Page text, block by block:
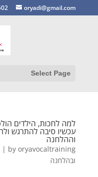
oryadi@gmail.com
Select Page
למה לחכות, הילדים
עכשיו סיבה להתרגש
וההלחנה
byoryavocaltraining
|
ובהלחנה